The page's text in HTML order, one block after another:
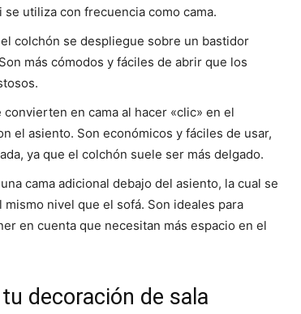
utiliza con frecuencia como cama.
colchón se despliegue sobre un bastidor
más cómodos y fáciles de abrir que los
convierten en cama al hacer «clic» en el
el asiento. Son económicos y fáciles de usar,
ya que el colchón suele ser más delgado.
cama adicional debajo del asiento, la cual se
nivel que el sofá. Son ideales para
en cuenta que necesitan más espacio en el
decoración de sala